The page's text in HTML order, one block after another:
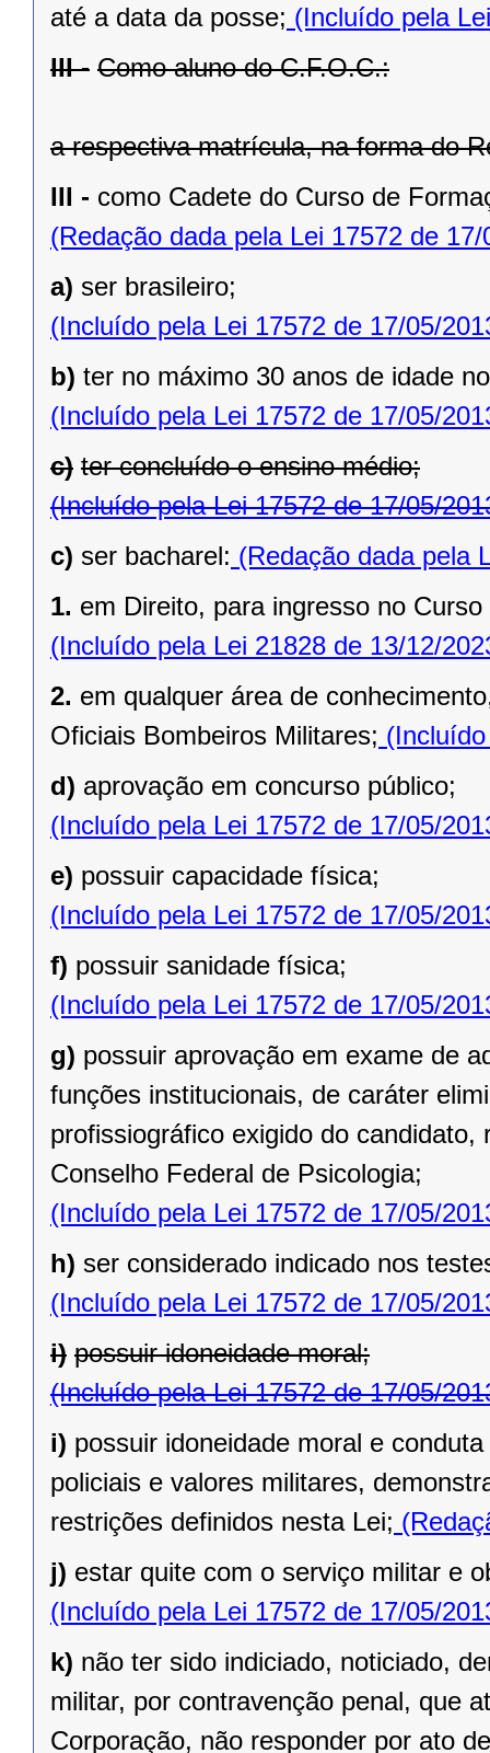
até a data da posse; (Incluído pela
III - Como aluno do C.F.O.C.:
a respectiva matrícula, na forma do
III - como Cadete do Curso de
(Redação dada pela Lei 17572 de 17/
a) ser brasileiro;
(Incluído pela Lei 17572 de 17/05/
b) ter no máximo 30 anos de idade
(Incluído pela Lei 17572 de 17/05/
c) ter concluído o ensino médio;
(Incluído pela Lei 17572 de 17/05/
c) ser bacharel: (Redação dada pela
1. em Direito, para ingresso no
(Incluído pela Lei 21828 de 13/12/
2. em qualquer área de
Oficiais Bombeiros Militares;
d) aprovação em concurso público;
(Incluído pela Lei 17572 de 17/05/
e) possuir capacidade física;
(Incluído pela Lei 17572 de 17/05/
f) possuir sanidade física;
(Incluído pela Lei 17572 de 17/05/
g) possuir aprovação em exame de
funções institucionais, de caráter
profissiográfico exigido do
Conselho Federal de Psicologia;
(Incluído pela Lei 17572 de 17/05/
h) ser considerado indicado nos
(Incluído pela Lei 17572 de 17/05/
i) possuir idoneidade moral;
(Incluído pela Lei 17572 de 17/05/
i) possuir idoneidade moral e
policiais e valores militares,
restrições definidos nesta Lei;
j) estar quite com o serviço militar e
(Incluído pela Lei 17572 de 17/05/
k) não ter sido indiciado, noticiado,
militar, por contravenção penal, que
Corporação, não responder por ato